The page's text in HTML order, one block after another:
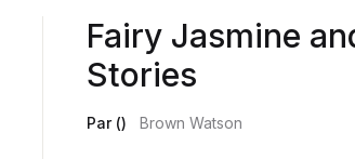
Fairy Jasmine
Stories
Par () Brown Watson